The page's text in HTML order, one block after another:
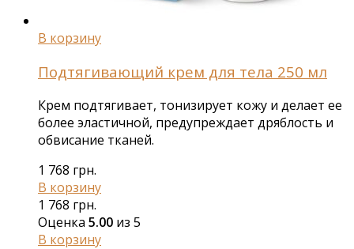
В корзину
Подтягивающий крем для тела 250 мл
Крем подтягивает, тонизирует кожу и делает ее
более эластичной, предупреждает дряблость и
обвисание тканей.
1 768 грн.
В корзину
1 768 грн.
Оценка 5.00 из 5
В корзину